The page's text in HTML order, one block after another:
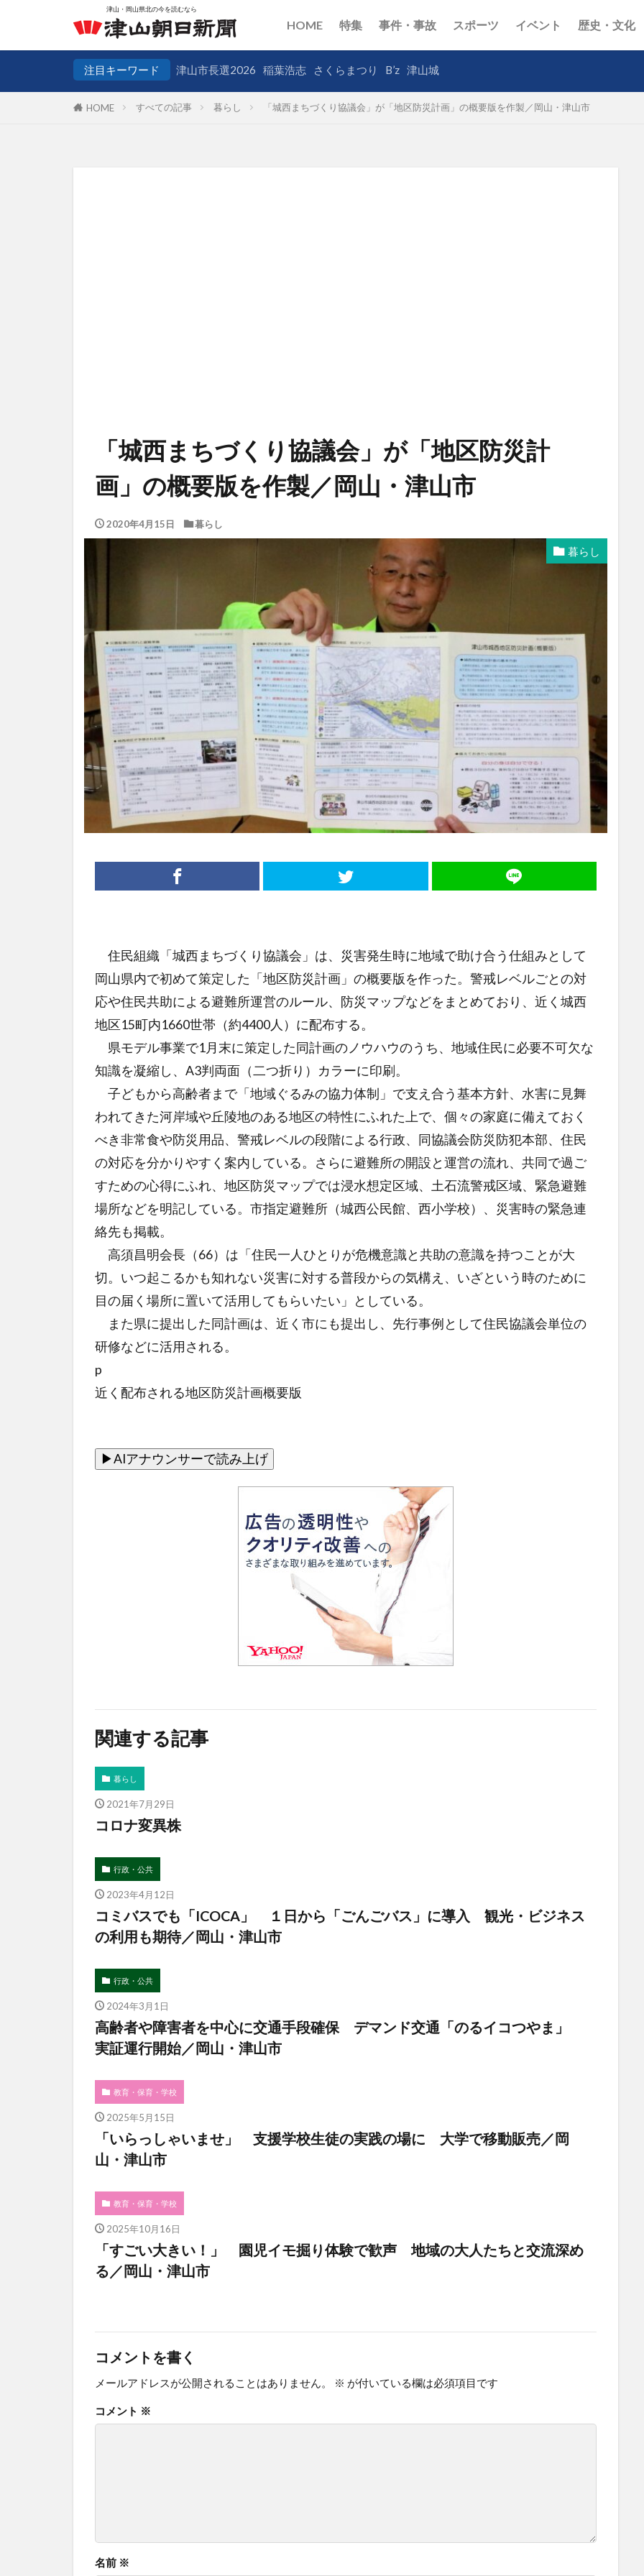
HOME 特集 事件・事故 スポーツ イベント 歴史・文化
注目キーワード 津山市長選2026 稲葉浩志 さくらまつり B’z 津山城
HOME すべての記事 暮らし 「城西まちづくり協議会」が「地区防災計画」の概要版を作製／岡山・津山市
「城西まちづくり協議会」が「地区防災計
画」の概要版を作製／岡山・津山市
2020年4月15日 暮らし
暮らし
住民組織「城西まちづくり協議会」は、災害発生時に地域で助け合う仕組みとして
岡山県内で初めて策定した「地区防災計画」の概要版を作った。警戒レベルごとの対
応や住民共助による避難所運営のルール、防災マップなどをまとめており、近く城西
地区15町内1660世帯（約4400人）に配布する。
県モデル事業で1月末に策定した同計画のノウハウのうち、地域住民に必要不可欠な
知識を凝縮し、A3判両面（二つ折り）カラーに印刷。
子どもから高齢者まで「地域ぐるみの協力体制」で支え合う基本方針、水害に見舞
われてきた河岸域や丘陵地のある地区の特性にふれた上で、個々の家庭に備えておく
べき非常食や防災用品、警戒レベルの段階による行政、同協議会防災防犯本部、住民
の対応を分かりやすく案内している。さらに避難所の開設と運営の流れ、共同で過ご
すための心得にふれ、地区防災マップでは浸水想定区域、土石流警戒区域、緊急避難
場所などを明記している。市指定避難所（城西公民館、西小学校）、災害時の緊急連
絡先も掲載。
高須昌明会長（66）は「住民一人ひとりが危機意識と共助の意識を持つことが大
切。いつ起こるかも知れない災害に対する普段からの気構え、いざという時のために
目の届く場所に置いて活用してもらいたい」としている。
また県に提出した同計画は、近く市にも提出し、先行事例として住民協議会単位の
研修などに活用される。
p
近く配布される地区防災計画概要版
関連する記事
暮らし
2021年7月29日
コロナ変異株
行政・公共
2023年4月12日
コミバスでも「ICOCA」 １日から「ごんごバス」に導入 観光・ビジネス
の利用も期待／岡山・津山市
行政・公共
2024年3月1日
高齢者や障害者を中心に交通手段確保 デマンド交通「のるイコつやま」
実証運行開始／岡山・津山市
教育・保育・学校
2025年5月15日
「いらっしゃいませ」 支援学校生徒の実践の場に 大学で移動販売／岡
山・津山市
教育・保育・学校
2025年10月16日
「すごい大きい！」 園児イモ掘り体験で歓声 地域の大人たちと交流深め
る／岡山・津山市
コメントを書く
メールアドレスが公開されることはありません。 ※ が付いている欄は必須項目です
コメント ※
名前 ※